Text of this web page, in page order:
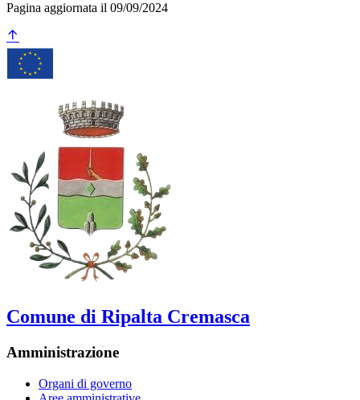
Pagina aggiornata il 09/09/2024
Comune di Ripalta Cremasca
Amministrazione
Organi di governo